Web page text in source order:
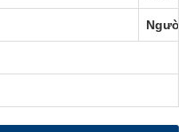
Người